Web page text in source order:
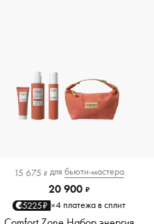
15 675 ₽ для бьюти-мастера
20 900 ₽
5225₽ ×4 платежа в сплит